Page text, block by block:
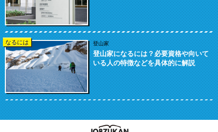
なるには 登山家
登山家になるには？必要資格や向いて
いる人の特徴などを具体的に解説